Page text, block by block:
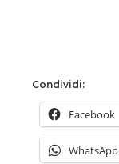
Condividi:
Facebook
WhatsApp